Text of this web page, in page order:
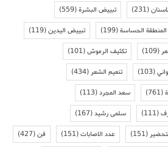
(231) تبييض البشرة(559)
الحساسة(199) تبييض اليدين(119)
(109) تكثيف الرموش(101)
(103) تنعيم الشعر(434)
(761) سعد المجرد(113)
(111) سلمى رشيد(167)
(151) عدد الاصابات(151) فن(427)